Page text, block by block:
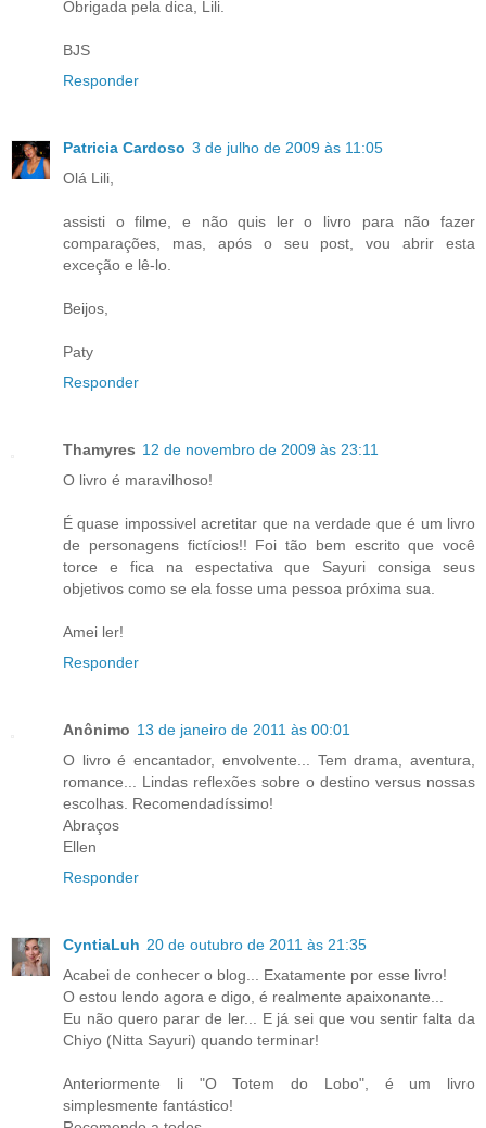
Obrigada pela dica, Lili.
BJS
Responder
Patricia Cardoso 3 de julho de 2009 às 11:05
Olá Lili,
assisti o filme, e não quis ler o livro para não fazer
comparações, mas, após o seu post, vou abrir esta
exceção e lê-lo.
Beijos,
Paty
Responder
Thamyres 12 de novembro de 2009 às 23:11
O livro é maravilhoso!
É quase impossivel acretitar que na verdade que é um livro
de personagens fictícios!! Foi tão bem escrito que você
torce e fica na espectativa que Sayuri consiga seus
objetivos como se ela fosse uma pessoa próxima sua.
Amei ler!
Responder
Anônimo 13 de janeiro de 2011 às 00:01
O livro é encantador, envolvente... Tem drama, aventura,
romance... Lindas reflexões sobre o destino versus nossas
escolhas. Recomendadíssimo!
Abraços
Ellen
Responder
CyntiaLuh 20 de outubro de 2011 às 21:35
Acabei de conhecer o blog... Exatamente por esse livro!
O estou lendo agora e digo, é realmente apaixonante...
Eu não quero parar de ler... E já sei que vou sentir falta da
Chiyo (Nitta Sayuri) quando terminar!
Anteriormente li "O Totem do Lobo", é um livro
simplesmente fantástico!